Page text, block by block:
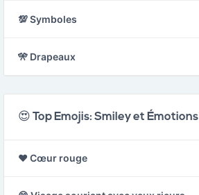
💯 Symboles
🎌 Drapeaux
😍 Top Emojis: Smiley et Émotions
❤️ Cœur rouge